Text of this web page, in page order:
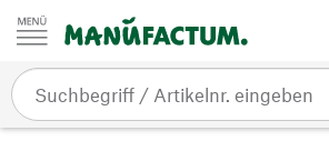
Zum Inhalt springen